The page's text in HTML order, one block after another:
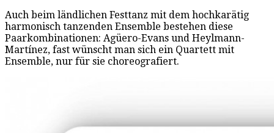
Auch beim ländlichen Festtanz mit dem hochkarätig
harmonisch tanzenden Ensemble bestehen diese
Paarkombinationen: Agüero-Evans und Heylmann-
Martínez, fast wünscht man sich ein Quartett mit
Ensemble, nur für sie choreografiert.